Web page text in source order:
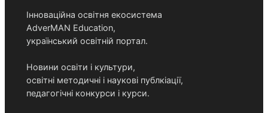
Інноваційна освітня екосистема
AdverMAN Education,
український освітній портал.
Новини освіти і культури,
освітні методичні і наукові публкіації,
педагогічні конкурси і курси.